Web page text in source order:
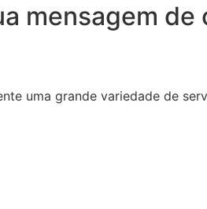
mensagem de
uma grande variedade de